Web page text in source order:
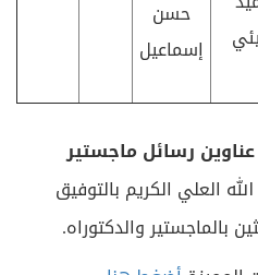
حسن
إسماعيل
عناوين رسائل ماجستير
العلي الكريم بالتوفيق
بالماجستير والدكتوراه.